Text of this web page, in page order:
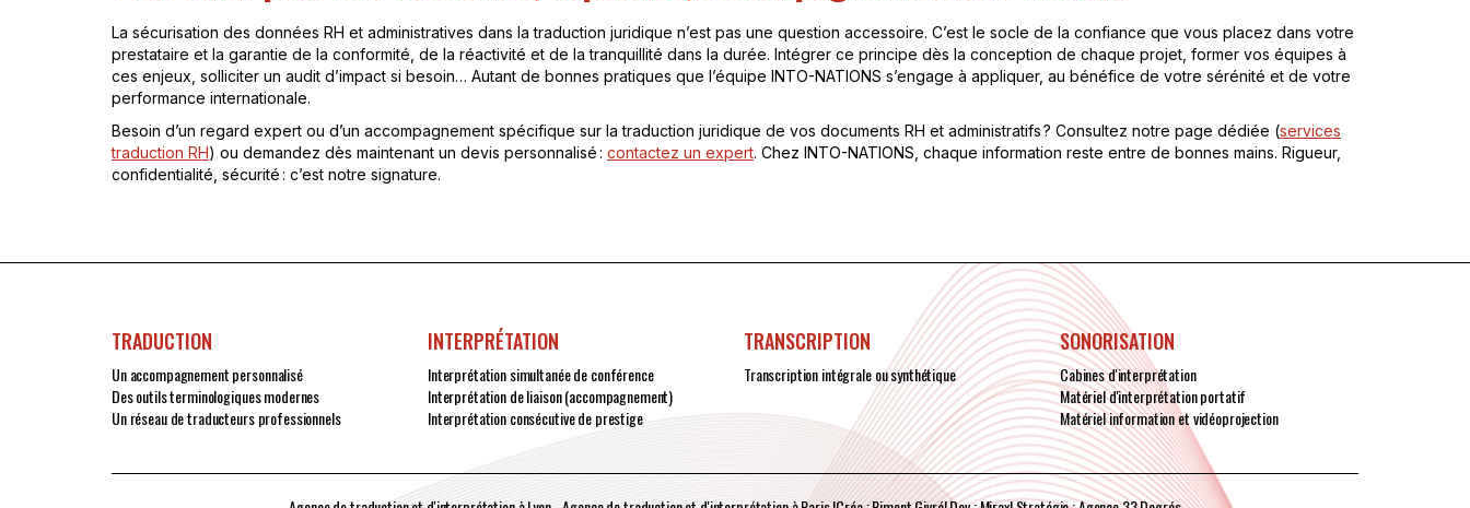
La sécurisation des données RH et administratives dans la traduction juridique n’est pas une question accessoire. C’est le socle de la confiance que vous placez dans votre
prestataire et la garantie de la conformité, de la réactivité et de la tranquillité dans la durée. Intégrer ce principe dès la conception de chaque projet, former vos équipes à
ces enjeux, solliciter un audit d’impact si besoin… Autant de bonnes pratiques que l’équipe INTO-NATIONS s’engage à appliquer, au bénéfice de votre sérénité et de votre
performance internationale.
Besoin d’un regard expert ou d’un accompagnement spécifique sur la traduction juridique de vos documents RH et administratifs ? Consultez notre page dédiée (services
traduction RH) ou demandez dès maintenant un devis personnalisé : contactez un expert. Chez INTO-NATIONS, chaque information reste entre de bonnes mains. Rigueur,
confidentialité, sécurité : c’est notre signature.
TRADUCTION
Un accompagnement personnalisé
Des outils terminologiques modernes
Un réseau de traducteurs professionnels
INTERPRÉTATION
Interprétation simultanée de conférence
Interprétation de liaison (accompagnement)
Interprétation consécutive de prestige
TRANSCRIPTION
Transcription intégrale ou synthétique
SONORISATION
Cabines d'interprétation
Matériel d'interprétation portatif
Matériel information et vidéoprojection